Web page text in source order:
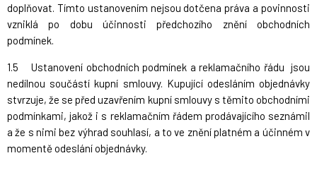
doplňovat. Tímto ustanovením nejsou dotčena práva a povinnosti
vzniklá po dobu účinnosti předchozího znění obchodních
podmínek.
1.5 Ustanovení obchodních podmínek a reklamačního řádu jsou
nedílnou součástí kupní smlouvy. Kupující odesláním objednávky
stvrzuje, že se před uzavřením kupní smlouvy s těmito obchodními
podmínkami, jakož i s reklamačním řádem prodávajícího seznámil
a že s nimi bez výhrad souhlasí, a to ve znění platném a účinném v
momentě odeslání objednávky.